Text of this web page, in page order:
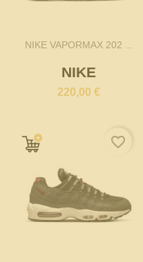
NIKE VAPORMAX 202 ...
NIKE
220,00 €
favorite_border